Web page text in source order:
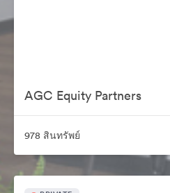
AGC Equity Partners
978 สินทรัพย์